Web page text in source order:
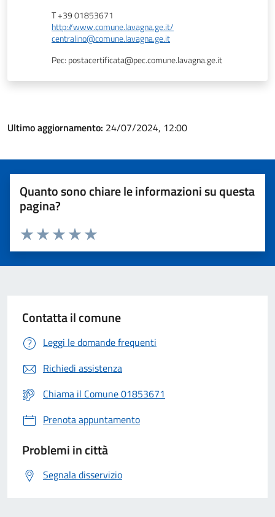
T +39 01853671
http://www.comune.lavagna.ge.it/
centralino@comune.lavagna.ge.it
Pec: postacertificata@pec.comune.lavagna.ge.it
Ultimo aggiornamento: 24/07/2024, 12:00
Quanto sono chiare le informazioni su questa
pagina?
Valuta 5 stelle su 5
Valuta 4 stelle su 5
Valuta 3 stelle su 5
Valuta 2 stelle su 5
Valuta 1 stelle su 5
Contatta il comune
Leggi le domande frequenti
Richiedi assistenza
Chiama il Comune 01853671
Prenota appuntamento
Problemi in città
Segnala disservizio